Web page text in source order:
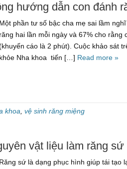
hướng dẫn con đánh
Một phần tư số bậc cha mẹ sai lầm
răng hai lần mỗi ngày và 67% cho rằng
cáo là 2 phút). Cuộc khảo sát
khỏe Nha khoa tiến […] Read more »
khoa vệ sinh răng miệng
vật liệu làm răng sứ
Răng sứ là dạng phục hình giúp tái tạo